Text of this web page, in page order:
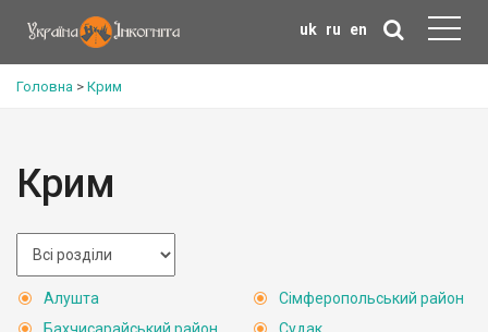
uk ru en
Головна > Крим
Крим
Алушта
Сімферопольський район